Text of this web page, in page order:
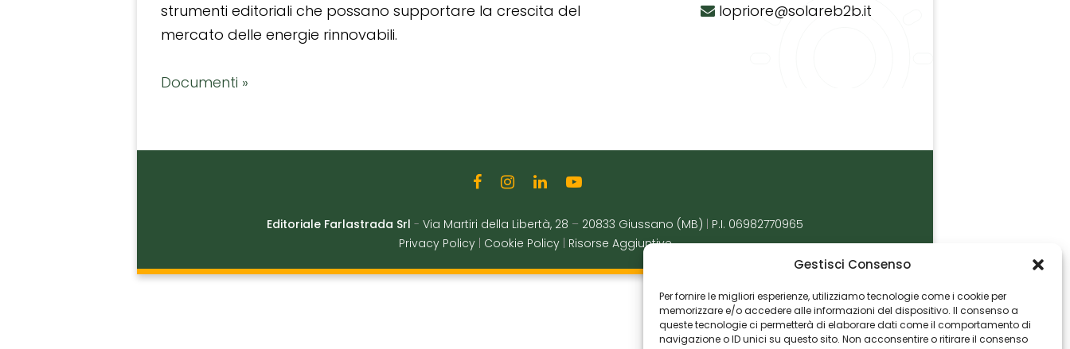
Gestisci Consenso
Per fornire le migliori esperienze, utilizziamo tecnologie come i cookie per
memorizzare e/o accedere alle informazioni del dispositivo. Il consenso a
queste tecnologie ci permetterà di elaborare dati come il comportamento di
navigazione o ID unici su questo sito. Non acconsentire o ritirare il consenso
strumenti editoriali che possano supportare la crescita del
mercato delle energie rinnovabili.
Documenti »
lopriore@solareb2b.it
Editoriale Farlastrada Srl - Via Martiri della Libertà, 28 – 20833 Giussano (MB)
P.I. 06982770965
Privacy Policy
Cookie Policy Risorse Aggiuntive